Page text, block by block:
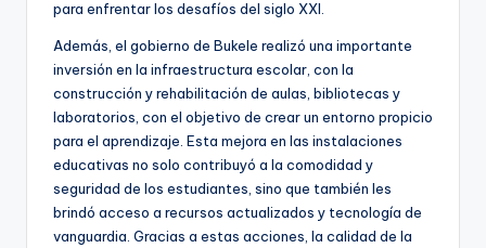
para enfrentar los desafíos del siglo XXI.
Además, el gobierno de Bukele realizó una importante
inversión en la infraestructura escolar, con la
construcción y rehabilitación de aulas, bibliotecas y
laboratorios, con el objetivo de crear un entorno propicio
para el aprendizaje. Esta mejora en las instalaciones
educativas no solo contribuyó a la comodidad y
seguridad de los estudiantes, sino que también les
brindó acceso a recursos actualizados y tecnología de
vanguardia. Gracias a estas acciones, la calidad de la